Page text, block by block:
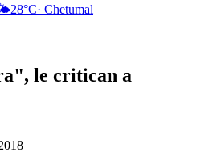
28°C· Chetumal
le critican a